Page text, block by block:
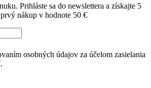
Prihláste sa do newslettera a získajte 5
nákup v hodnote 50 €
osobných údajov za účelom zasielania